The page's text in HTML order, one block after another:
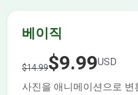
베이직
$14.99$9.99USD
사진을 애니메이션으로